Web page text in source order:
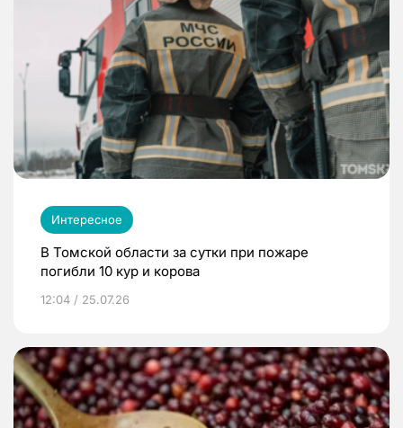
Интересное
В Томской области за сутки при пожаре
погибли 10 кур и корова
12:04 / 25.07.26